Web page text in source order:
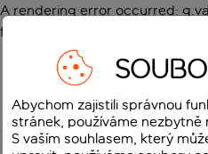
A rendering error occurred:
function
Abychom zajistili správnou
stránek, používáme nezbytně
S vaším souhlasem, který